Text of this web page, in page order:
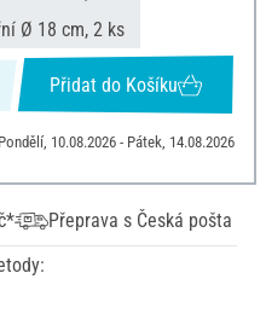
Ø 18 cm, 2 ks
Přidat do Košíku
10.08.2026 - Pátek, 14.08.2026
Přeprava s Česká pošta